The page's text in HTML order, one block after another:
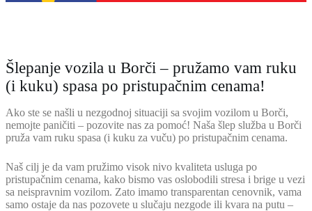
Šlepanje vozila u Borči – pružamo vam ruku
(i kuku) spasa po pristupačnim cenama!
Ako ste se našli u nezgodnoj situaciji sa svojim vozilom u Borči,
nemojte paničiti – pozovite nas za pomoć! Naša šlep služba u Borči
pruža vam ruku spasa (i kuku za vuču) po pristupačnim cenama.
Naš cilj je da vam pružimo visok nivo kvaliteta usluga po
pristupačnim cenama, kako bismo vas oslobodili stresa i brige u vezi
sa neispravnim vozilom. Zato imamo transparentan cenovnik, vama
samo ostaje da nas pozovete u slučaju nezgode ili kvara na putu –